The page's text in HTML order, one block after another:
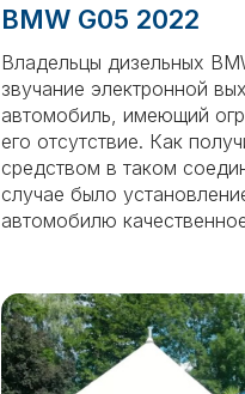
BMW G05 2022
Владельцы дизельных
звучание электронной
автомобиль, имеющий
его отсутствие. Как
средством в таком
случае было
автомобилю